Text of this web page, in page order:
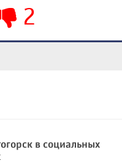
2
в социальных